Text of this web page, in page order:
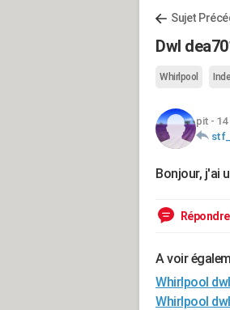
Sujet
Dwl
Whirlpool
pit - 14
Bonjour, j'ai
A voir
Whirlpool
Whirlpool